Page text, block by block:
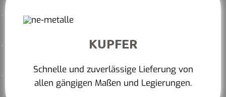
KUPFER
Schnelle und zuverlässige Lieferung von
allen gängigen Maßen und Legierungen.